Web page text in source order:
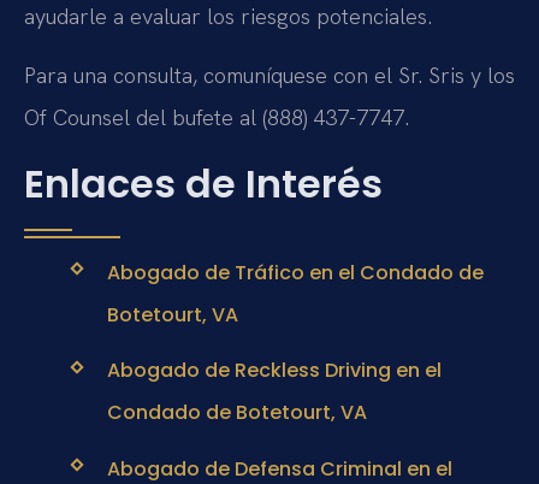
ayudarle a evaluar los riesgos potenciales.
Para una consulta, comuníquese con el Sr. Sris y los
Of Counsel del bufete al (888) 437-7747.
Enlaces de Interés
Abogado de Tráfico en el Condado de
Botetourt, VA
Abogado de Reckless Driving en el
Condado de Botetourt, VA
Abogado de Defensa Criminal en el